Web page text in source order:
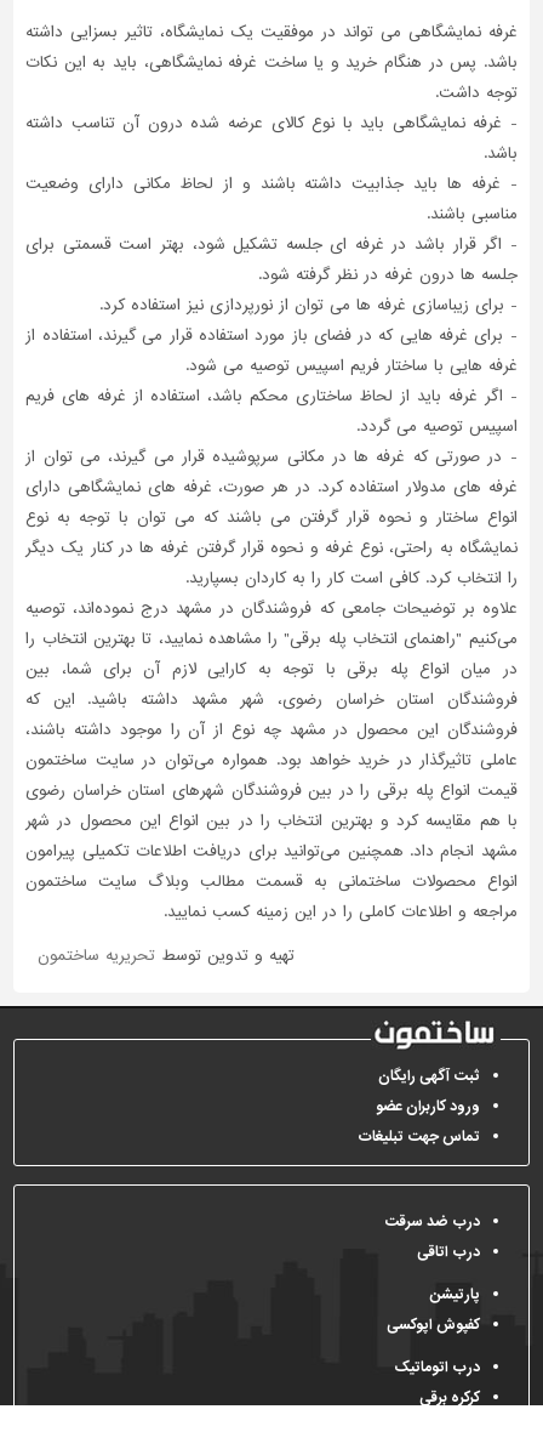
سایر
غرفه نمایشگاهی می تواند در موفقیت یک نمایشگاه، تاثیر بسزایی داشته
باشد. پس در هنگام خرید و یا ساخت غرفه نمایشگاهی، باید به این نکات
توجه داشت.
- غرفه نمایشگاهی باید با نوع کالای عرضه شده درون آن تناسب داشته
باشد.
- غرفه ها باید جذابیت داشته باشند و از لحاظ مکانی دارای وضعیت
مناسبی باشند.
- اگر قرار باشد در غرفه ای جلسه تشکیل شود، بهتر است قسمتی برای
جلسه ها درون غرفه در نظر گرفته شود.
- برای زیباسازی غرفه ها می توان از نورپردازی نیز استفاده کرد.
- برای غرفه هایی که در فضای باز مورد استفاده قرار می گیرند، استفاده از
غرفه هایی با ساختار فریم اسپیس توصیه می شود.
- اگر غرفه باید از لحاظ ساختاری محکم باشد، استفاده از غرفه های فریم
اسپیس توصیه می گردد.
- در صورتی که غرفه ها در مکانی سرپوشیده قرار می گیرند، می توان از
غرفه های مدولار استفاده کرد. در هر صورت، غرفه های نمایشگاهی دارای
انواع ساختار و نحوه قرار گرفتن می باشند که می توان با توجه به نوع
نمایشگاه به راحتی، نوع غرفه و نحوه قرار گرفتن غرفه ها در کنار یک دیگر
را انتخاب کرد. کافی است کار را به کاردان بسپارید.
علاوه بر توضیحات جامعی که فروشندگان در مشهد درج نموده‌اند، توصیه
می‌کنیم "راهنمای انتخاب پله برقی" را مشاهده نمایید، تا بهترین انتخاب را
در میان انواع پله برقی با توجه به کارایی لازم آن برای شما، بین
فروشندگان استان خراسان رضوی، شهر مشهد داشته باشید. این که
فروشندگان این محصول در مشهد چه نوع از آن را موجود داشته باشند،
عاملی تاثیر‌گذار در خرید خواهد بود. همواره می‌توان در سایت ساختمون
قیمت انواع پله برقی را در بین فروشندگان شهرهای استان خراسان رضوی
با هم مقایسه کرد و بهترین انتخاب را در بین انواع این محصول در شهر
مشهد انجام داد. همچنین می‌توانید برای دریافت اطلاعات تکمیلی پیرامون
انواع محصولات ساختمانی به قسمت مطالب وبلاگ سایت ساختمون
مراجعه و اطلاعات کاملی را در این زمینه کسب نمایید.
تهیه و تدوین توسط تحریریه ساختمون
ثبت آگهی رایگان
ورود کاربران عضو
تماس جهت تبلیغات
درب ضد سرقت
درب اتاقی
پارتیشن
کفپوش اپوکسی
درب اتوماتیک
کرکره برقی